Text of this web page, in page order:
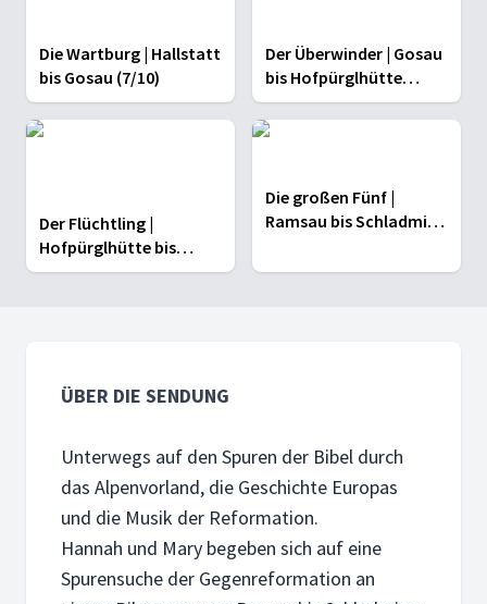
Die Wartburg | Hallstatt
bis Gosau (7/10)
Der Überwinder | Gosau
bis Hofpürglhütte
(8/10)
Der Flüchtling |
Hofpürglhütte bis
Ramsau (9/10)
Die großen Fünf |
Ramsau bis Schladming
ÜBER DIE SENDUNG
Unterwegs auf den Spuren der Bibel durch
das Alpenvorland, die Geschichte Europas
und die Musik der Reformation.
Hannah und Mary begeben sich auf eine
Spurensuche der Gegenreformation an